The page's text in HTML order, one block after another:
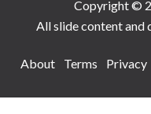
Copyright ©
All slide content and
About
Terms Privacy